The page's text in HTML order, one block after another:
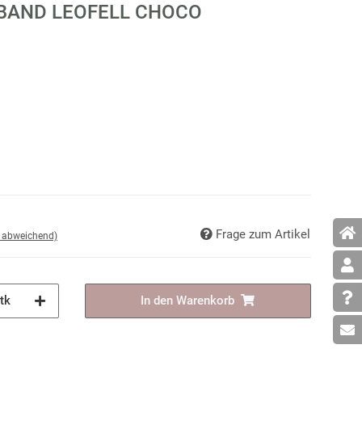
LEOFELL CHOCO
Frage zum Artikel
In den Warenkorb